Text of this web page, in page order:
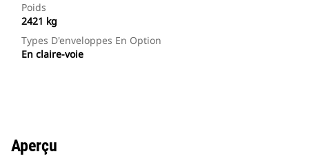
Poids
2421 kg
Types D'enveloppes En Option
En claire-voie
Aperçu